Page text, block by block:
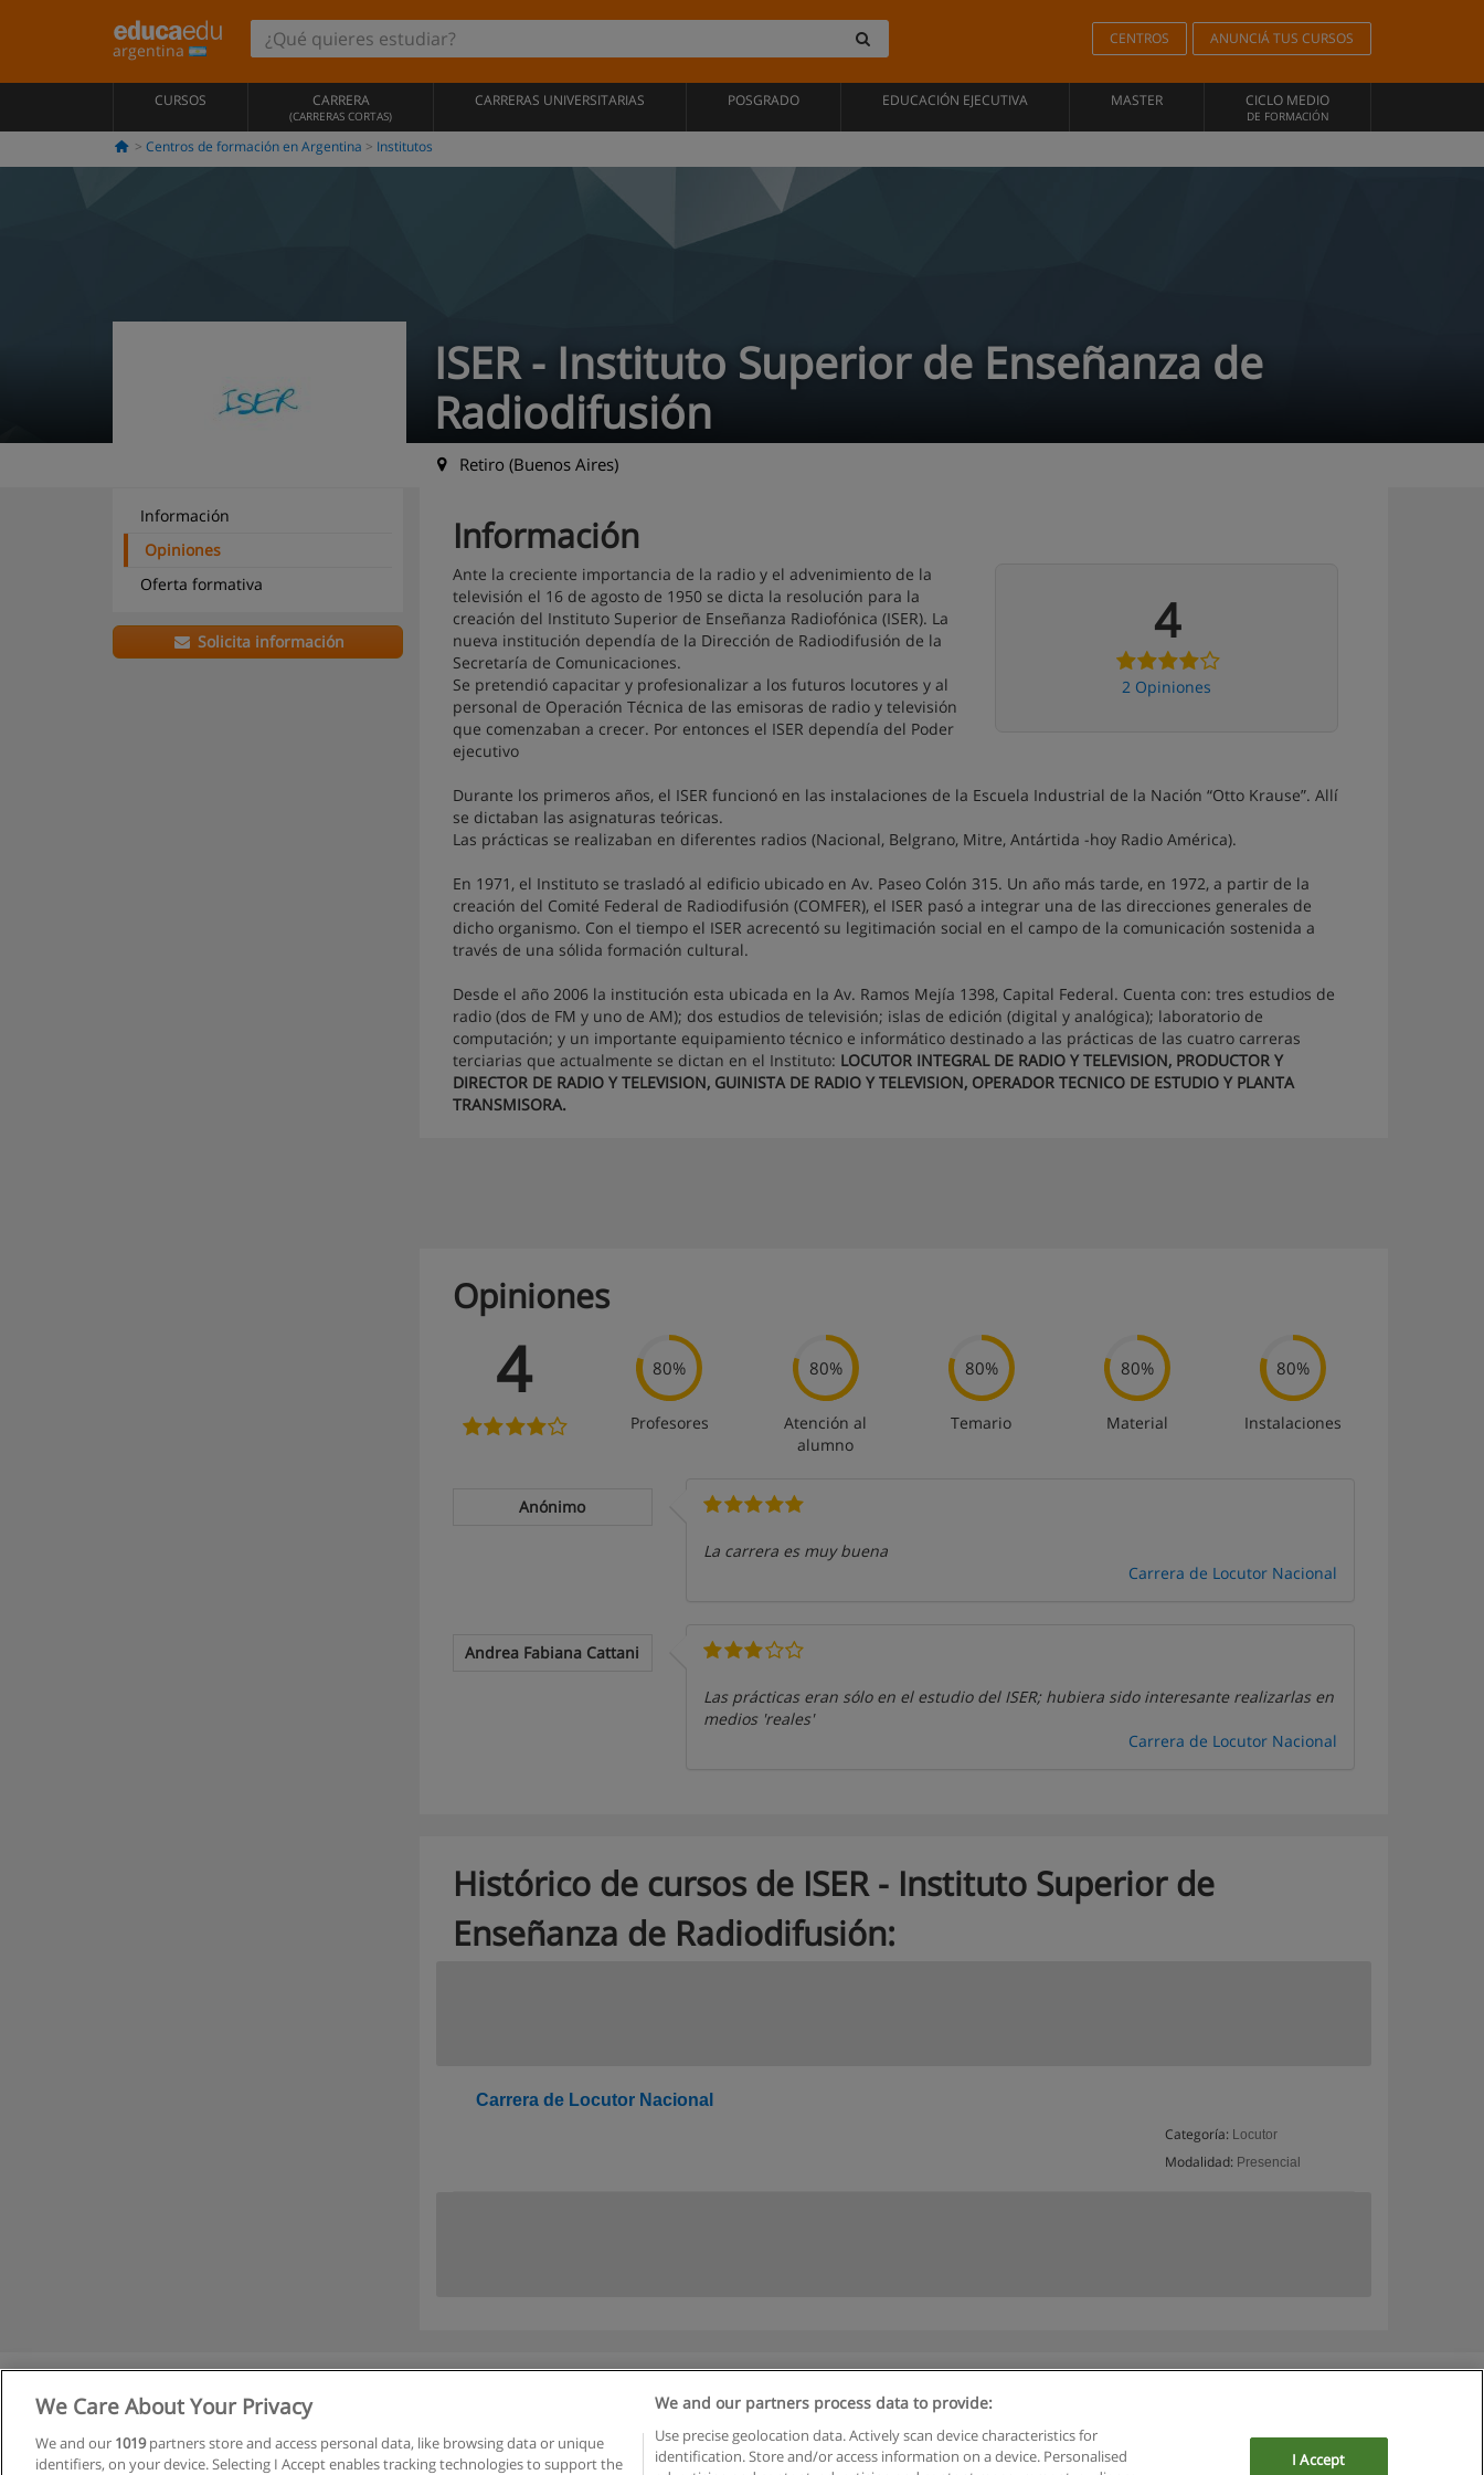
argentina
CENTROS ANUNCIÁ TUS CURSOS
CURSOS CARRERA
(CARRERAS CORTAS)
CARRERAS UNIVERSITARIAS POSGRADO EDUCACIÓN EJECUTIVA MASTER CICLO MEDIO
DE FORMACIÓN
Centros de formación en Argentina Institutos
ISER - Instituto Superior de Enseñanza de
Radiodifusión
Retiro (Buenos Aires)
Información
Opiniones
Oferta formativa
Solicita información
Información
4
2 Opiniones
Ante la creciente importancia de la radio y el advenimiento de la
televisión el 16 de agosto de 1950 se dicta la resolución para la
creación del Instituto Superior de Enseñanza Radiofónica (ISER). La
nueva institución dependía de la Dirección de Radiodifusión de la
Secretaría de Comunicaciones.
Se pretendió capacitar y profesionalizar a los futuros locutores y al
personal de Operación Técnica de las emisoras de radio y televisión
que comenzaban a crecer. Por entonces el ISER dependía del Poder
ejecutivo
Durante los primeros años, el ISER funcionó en las instalaciones de la Escuela Industrial de la Nación “Otto Krause”. Allí
se dictaban las asignaturas teóricas.
Las prácticas se realizaban en diferentes radios (Nacional, Belgrano, Mitre, Antártida -hoy Radio América).
En 1971, el Instituto se trasladó al edificio ubicado en Av. Paseo Colón 315. Un año más tarde, en 1972, a partir de la
creación del Comité Federal de Radiodifusión (COMFER), el ISER pasó a integrar una de las direcciones generales de
dicho organismo. Con el tiempo el ISER acrecentó su legitimación social en el campo de la comunicación sostenida a
través de una sólida formación cultural.
Desde el año 2006 la institución esta ubicada en la Av. Ramos Mejía 1398, Capital Federal. Cuenta con: tres estudios de
radio (dos de FM y uno de AM); dos estudios de televisión; islas de edición (digital y analógica); laboratorio de
computación; y un importante equipamiento técnico e informático destinado a las prácticas de las cuatro carreras
terciarias que actualmente se dictan en el Instituto: LOCUTOR INTEGRAL DE RADIO Y TELEVISION, PRODUCTOR Y
DIRECTOR DE RADIO Y TELEVISION, GUINISTA DE RADIO Y TELEVISION, OPERADOR TECNICO DE ESTUDIO Y PLANTA
TRANSMISORA.
Opiniones
4 80%
Profesores
80%
Atención al
alumno
80%
Temario
80%
Material
80%
Instalaciones
Anónimo
La carrera es muy buena
Carrera de Locutor Nacional
Andrea Fabiana Cattani
Las prácticas eran sólo en el estudio del ISER; hubiera sido interesante realizarlas en
medios 'reales'
Carrera de Locutor Nacional
Histórico de cursos de ISER - Instituto Superior de
Enseñanza de Radiodifusión:
Carrera de Locutor Nacional
Categoría: Locutor
Modalidad: Presencial
Privacidad de datos Contactar con Educaedu
We Care About Your Privacy
We and our 1019partners store and access personal data, like browsing data or unique
identifiers, on your device. Selecting I Accept enables tracking technologies to support the
We and our partners process data to provide:
Use precise geolocation data. Actively scan device characteristics for
identification. Store and/or access information on a device. Personalised
I Accept